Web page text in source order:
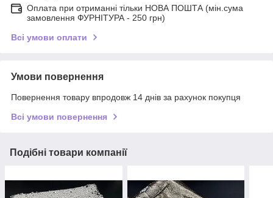
Оплата при отриманні тільки НОВА ПОШТА (мін.сума
замовлення ФУРНІТУРА - 250 грн)
Всі умови оплати
Умови повернення
Повернення товару впродовж 14 днів за рахунок покупця
Всі умови повернення
Подібні товари компанії